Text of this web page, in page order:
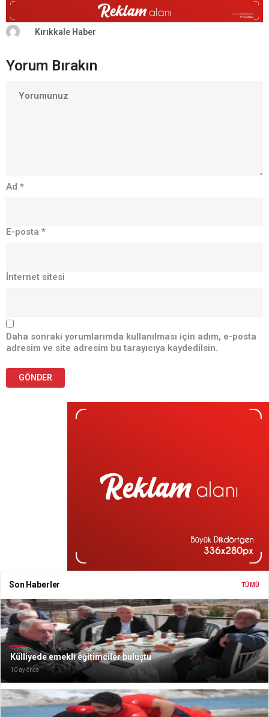
Kırıkkale Haber
Yorum Bırakın
Ad *
E-posta *
İnternet sitesi
Daha sonraki yorumlarımda kullanılması için adım, e-posta
adresim ve site adresim bu tarayıcıya kaydedilsin.
Son Haberler TÜMÜ
Külliyede emekli eğitimciler buluştu
10 ay önce